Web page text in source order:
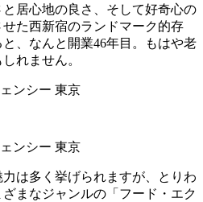
居心地の良さ、そして好奇心の
た西新宿のランドマーク的存
、なんと開業46年目。もはや老
れません。
は多く挙げられますが、とりわ
まなジャンルの「フード・エク